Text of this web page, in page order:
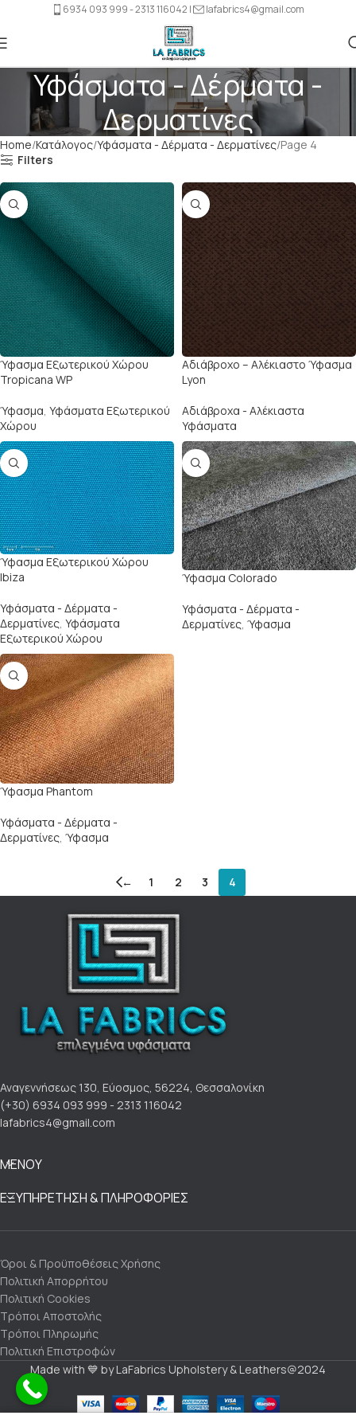
6934 093 999 - 2313 116042 | lafabrics4@gmail.com
Υφάσματα - Δέρματα -
Δερματίνες
Home Κατάλογος Υφάσματα - Δέρματα - Δερματίνες Page 4
Filters
Ύφασμα Εξωτερικού Χώρου
Tropicana WP
Ύφασμα, Υφάσματα Εξωτερικού
Χώρου
Αδιάβροχο – Αλέκιαστο Ύφασμα
Lyon
Αδιάβροχα - Αλέκιαστα
Υφάσματα
Ύφασμα Εξωτερικού Χώρου
Ibiza
Υφάσματα - Δέρματα -
Δερματίνες, Υφάσματα
Εξωτερικού Χώρου
Ύφασμα Colorado
Υφάσματα - Δέρματα -
Δερματίνες, Ύφασμα
Ύφασμα Phantom
Υφάσματα - Δέρματα -
Δερματίνες Ύφασμα
← 1 2 3 4
Αναγεννήσεως 130, Εύοσμος, 56224, Θεσσαλονίκη
(+30) 6934 093 999 - 2313 116042
lafabrics4@gmail.com
ΜΕΝΟΥ
ΕΞΥΠΗΡΕΤΗΣΗ & ΠΛΗΡΟΦΟΡΙΕΣ
Όροι & Προϋποθέσεις Χρήσης
Πολιτική Απορρήτου
Πολιτική Cookies
Τρόποι Αποστολής
Τρόποι Πληρωμής
Πολιτική Επιστροφών
Made with 💙 by LaFabrics Upholstery & Leathers@2024